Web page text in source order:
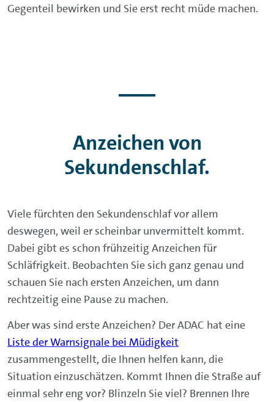
Gegenteil bewirken und Sie erst recht müde machen.
Anzeichen von
Sekundenschlaf.
Viele fürchten den Sekundenschlaf vor allem
deswegen, weil er scheinbar unvermittelt kommt.
Dabei gibt es schon frühzeitig Anzeichen für
Schläfrigkeit. Beobachten Sie sich ganz genau und
schauen Sie nach ersten Anzeichen, um dann
rechtzeitig eine Pause zu machen.
Aber was sind erste Anzeichen? Der ADAC hat eine
Liste der Warnsignale bei Müdigkeit
zusammengestellt, die Ihnen helfen kann, die
Situation einzuschätzen. Kommt Ihnen die Straße auf
einmal sehr eng vor? Blinzeln Sie viel? Brennen Ihre